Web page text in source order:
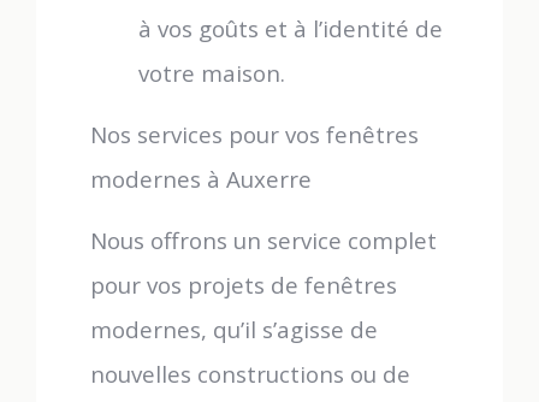
à vos goûts et à l’identité de
votre maison.
Nos services pour vos fenêtres
modernes à Auxerre
Nous offrons un service complet
pour vos projets de fenêtres
modernes, qu’il s’agisse de
nouvelles constructions ou de